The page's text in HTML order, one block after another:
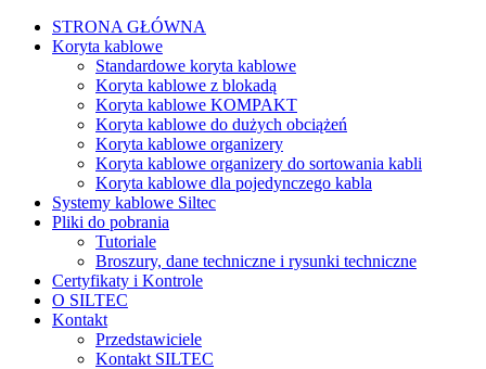
STRONA GŁÓWNA
Koryta kablowe
Standardowe koryta kablowe
Koryta kablowe z blokadą
Koryta kablowe KOMPAKT
Koryta kablowe do dużych obciążeń
Koryta kablowe organizery
Koryta kablowe organizery do sortowania kabli
Koryta kablowe dla pojedynczego kabla
Systemy kablowe Siltec
Pliki do pobrania
Tutoriale
Broszury, dane techniczne i rysunki techniczne
Certyfikaty i Kontrole
O SILTEC
Kontakt
Przedstawiciele
Kontakt SILTEC